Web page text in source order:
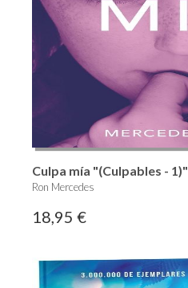
Culpa mía "(Culpables - 1)"
Ron Mercedes
18,95 €